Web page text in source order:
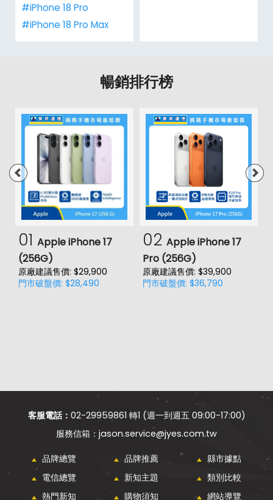
#iPhone 18 Pro
#iPhone 18 Pro Max
暢銷排行榜
01 Apple iPhone 17
(256G)
原廠建議售價: $29,900
門市破盤價: $28,490
02 Apple iPhone 17
Pro (256G)
原廠建議售價: $39,900
門市破盤價: $36,790
客服電話： 02-29959861 轉1 (週一到週五 09:00-17:00)
jason.service@jyes.com.tw
品牌總覽 品牌推薦
縣市據點
電信總覽
新知主題
類別比較
熱門新知
購物須知 網站導覽